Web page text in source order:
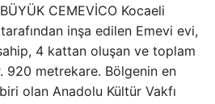
CEMEVİCO Kocaeli
inşa edilen Emevi evi,
4 kattan oluşan ve toplam
920 metrekare. Bölgenin en
olan Anadolu Kültür Vakfı